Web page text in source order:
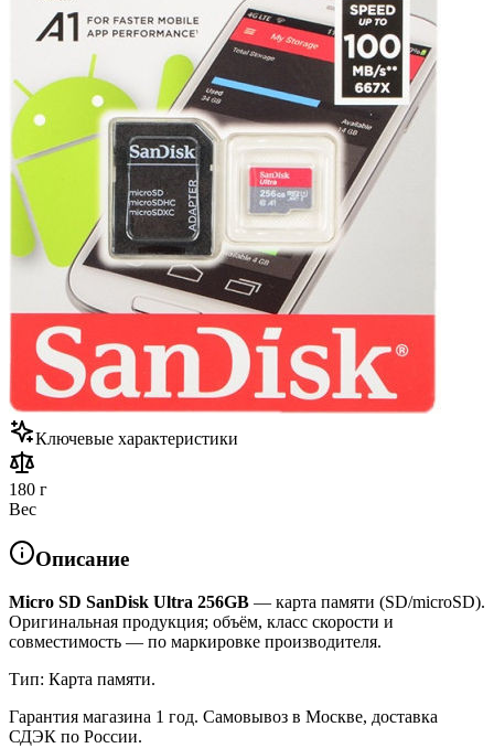
Ключевые характеристики
180 г
Вес
Описание
Micro SD SanDisk Ultra 256GB — карта памяти (SD/microSD).
Оригинальная продукция; объём, класс скорости и
совместимость — по маркировке производителя.
Тип: Карта памяти.
Гарантия магазина 1 год. Самовывоз в Москве, доставка
СДЭК по России.